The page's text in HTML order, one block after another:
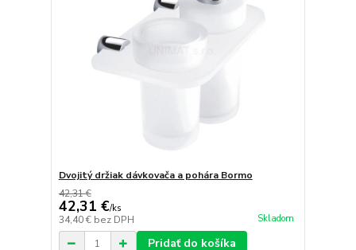
Dvojitý držiak dávkovača a pohára Bormo
42,31 €
42,31 €/ks
34,40 € bez DPH Skladom
Pridať do košíka